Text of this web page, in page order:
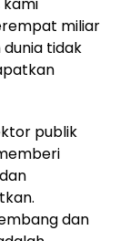
miliar
tidak
publik
dan